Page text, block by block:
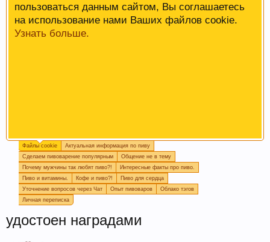
пользоваться данным сайтом, Вы соглашаетесь
на использование нами Ваших файлов cookie.
Узнать больше.
Пишите вподписьили вкалендарь варок
пиво у вас сейчас готовится, так легче дать
четкий ответ или совет.
Файлы cookie
Актуальная информация по пиву
Сделаем пивоварение популярным
Общение не в тему
Почему мужчины так любят пиво?!
Интересные факты про пиво.
Пиво и витамины.
Кофе и пиво?!
Пиво для сердца
Уточнение вопросов через Чат
Опыт пивоваров
Облако тэгов
Личная переписка
удостоен наградами